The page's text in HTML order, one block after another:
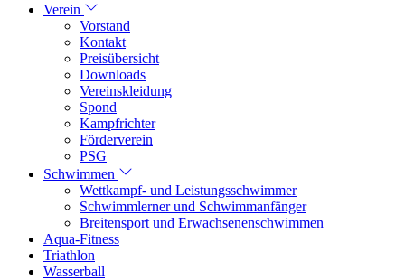
Verein
Vorstand
Kontakt
Preisübersicht
Downloads
Vereinskleidung
Spond
Kampfrichter
Förderverein
PSG
Schwimmen
Wettkampf- und Leistungsschwimmer
Schwimmlerner und Schwimmanfänger
Breitensport und Erwachsenenschwimmen
Aqua-Fitness
Triathlon
Wasserball